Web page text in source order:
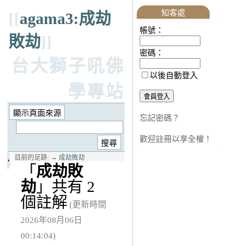
[[agama3:成劫
敗劫]]
台大獅子吼佛
學專站
目前的足跡: → 成劫敗劫
「 成劫敗
劫 」共有 2
個註解 (更新時間
2026年08月06日
00:14:04)
知客處
帳號：
密碼：
以後自動登入
忘記密碼？
歡迎註冊以享全權！